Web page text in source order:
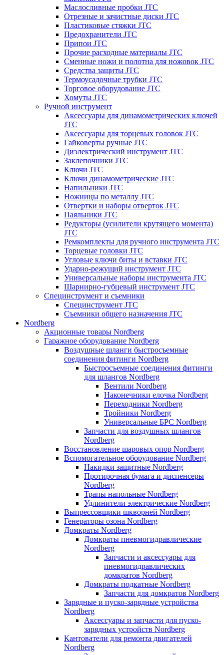
Маслосливные пробки JTC
Отрезные и зачистные диски JTC
Пластиковые стяжки JTC
Предохранители JTC
Припои JTC
Прочие расходные материалы JTC
Сменные ножи и полотна для ножовок JTC
Средства защиты JTC
Термоусадочные трубки JTC
Торговое оборудование JTC
Хомуты JTC
Ручной инструмент
Аксессуары для динамометрических ключей
JTC
Аксессуары для торцевых головок JTC
Гайковерты ручные JTC
Диэлектрический инструмент JTC
Заклепочники JTC
Ключи JTC
Ключи динамометрические JTC
Напильники JTC
Ножницы по металлу JTC
Отвертки и наборы отверток JTC
Паяльники JTC
Редукторы (усилители крутящего момента)
JTC
Ремкомплекты для ручного инструмента JTC
Торцевые головки JTC
Угловые ключи биты и вставки JTC
Ударно-режущий инструмент JTC
Универсальные наборы инструмента JTC
Шарнирно-губцевый инструмент JTC
Специнструмент и съемники
Специнструмент JTC
Съемники общего назначения JTC
Nordberg
Акционные товары Nordberg
Гаражное оборудование Nordberg
Воздушные шланги быстросъемные
соединения фитинги Nordberg
Быстросъемные соединения фитинги
для шлангов Nordberg
Вентили Nordberg
Наконечники елочка Nordberg
Переходники Nordberg
Тройники Nordberg
Универсальные БРС Nordberg
Запчасти для воздушных шлангов
Nordberg
Восстановление шаровых опор Nordberg
Вспомогательное оборудование Nordberg
Накидки защитные Nordberg
Протирочная бумага и диспенсеры
Nordberg
Трапы напольные Nordberg
Удлинители электрические Nordberg
Выпрессовщики шкворней Nordberg
Генераторы озона Nordberg
Домкраты Nordberg
Домкраты пневмогидравлические
Nordberg
Запчасти и аксессуары для
пневмогидравлических
домкратов Nordberg
Домкраты подкатные Nordberg
Запчасти для домкратов Nordberg
Зарядные и пуско-зарядные устройства
Nordberg
Аксессуары и запчасти для пуско-
зарядных устройств Nordberg
Кантователи для ремонта двигателей
Nordberg